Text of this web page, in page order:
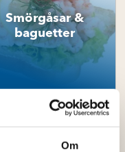
Om
Smörgåsar &
baguetter